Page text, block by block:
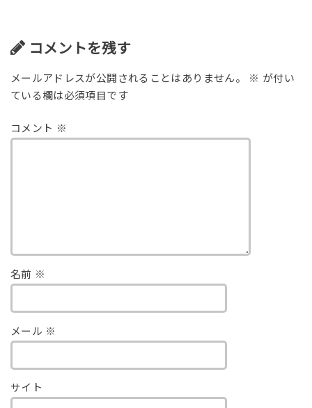
コメントを残す
メールアドレスが公開されることはありません。 ※ が付い
ている欄は必須項目です
コメント ※
名前 ※
メール ※
サイト